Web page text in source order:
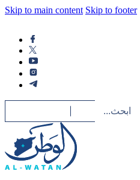
Skip to main content Skip to footer